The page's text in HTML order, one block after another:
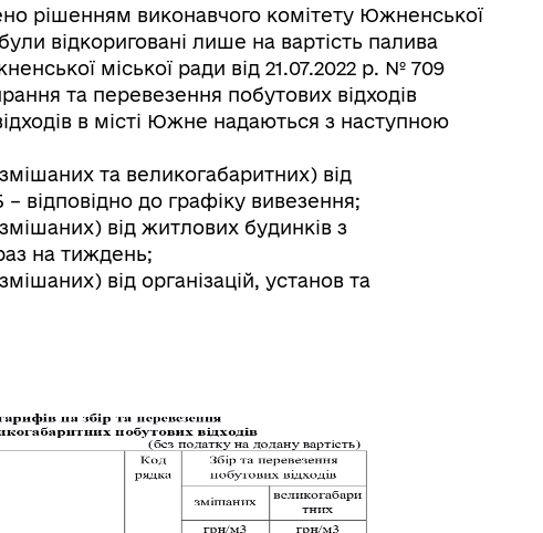
рішенням виконавчого комітету Южненської
відкориговані лише на вартість палива
міської ради від 21.07.2022 р. № 709
та перевезення побутових відходів
в місті Южне надаються з наступною
та великогабаритних) від
відповідно до графіку вивезення;
від житлових будинків з
на тиждень;
від організацій, установ та